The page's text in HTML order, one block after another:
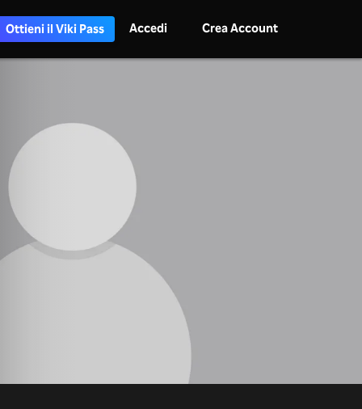
Ottieni il Viki Pass Accedi Crea Account